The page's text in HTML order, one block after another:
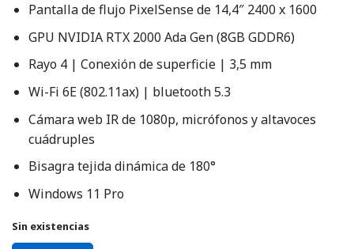
Pantalla de flujo PixelSense de 14,4″ 2400 x 1600
GPU NVIDIA RTX 2000 Ada Gen (8GB GDDR6)
Rayo 4 | Conexión de superficie | 3,5 mm
Wi-Fi 6E (802.11ax) | bluetooth 5.3
Cámara web IR de 1080p, micrófonos y altavoces
cuádruples
Bisagra tejida dinámica de 180°
Windows 11 Pro
Sin existencias